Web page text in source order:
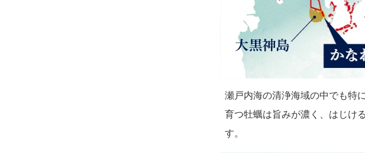
瀬戸内海の清浄海域の中でも特
育つ牡蠣は旨みが濃く、はじけ
す。